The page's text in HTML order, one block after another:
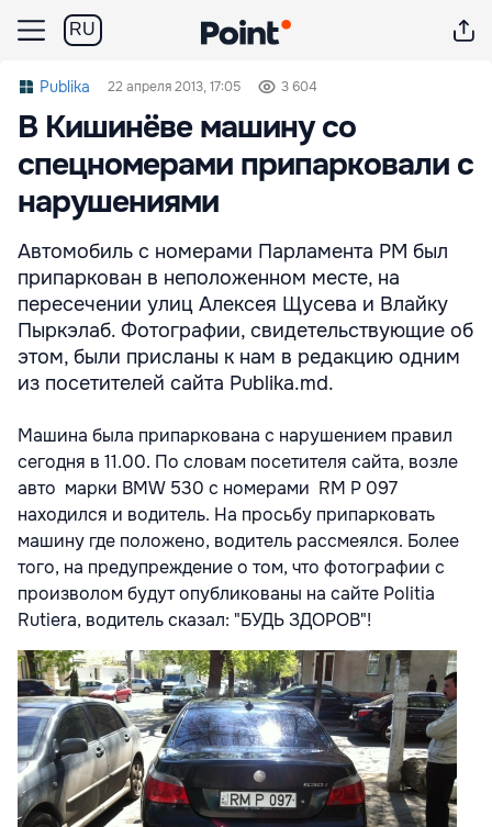
RU
Publika 22 апреля 2013, 17:05 3 604
В Кишинёве машину со
спецномерами припарковали с
нарушениями
Автомобиль с номерами Парламента РМ был
припаркован в неположенном месте, на
пересечении улиц Алексея Щусева и Влайку
Пыркэлаб. Фотографии, свидетельствующие об
этом, были присланы к нам в редакцию одним
из посетителей сайта Publika.md.
Машина была припаркована с нарушением правил
сегодня в 11.00. По словам посетителя сайта, возле
авто марки BMW 530 с номерами RM P 097
находился и водитель. На просьбу припарковать
машину где положено, водитель рассмеялся. Более
того, на предупреждение о том, что фотографии с
произволом будут опубликованы на сайте Politia
Rutiera, водитель сказал: "БУДЬ ЗДОРОВ"!